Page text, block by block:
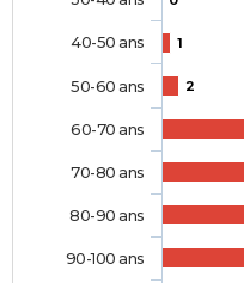
1
2
40-50 ans
50-60 ans
60-70 ans
70-80 ans
80-90 ans
90-100 ans